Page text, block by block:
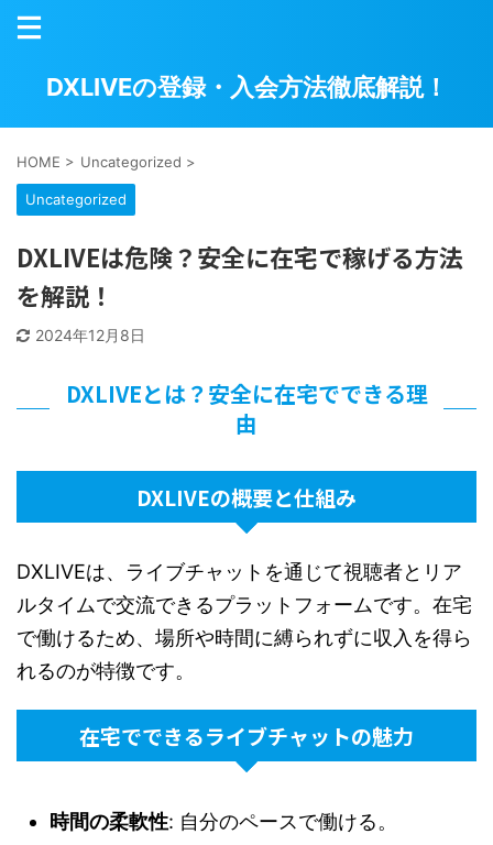
DXLIVEの登録・入会方法徹底解説！
HOME > Uncategorized >
Uncategorized
DXLIVEは危険？安全に在宅で稼げる方法
を解説！
2024年12月8日
DXLIVEとは？安全に在宅でできる理
由
DXLIVEの概要と仕組み
DXLIVEは、ライブチャットを通じて視聴者とリア
ルタイムで交流できるプラットフォームです。在宅
で働けるため、場所や時間に縛られずに収入を得ら
れるのが特徴です。
在宅でできるライブチャットの魅力
時間の柔軟性: 自分のペースで働ける。